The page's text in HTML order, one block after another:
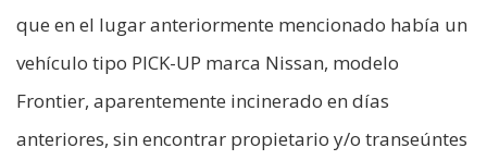
que en el lugar anteriormente mencionado había un
vehículo tipo PICK-UP marca Nissan, modelo
Frontier, aparentemente incinerado en días
anteriores, sin encontrar propietario y/o transeúntes